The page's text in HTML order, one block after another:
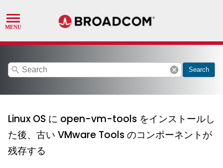
search cancel Search
Linux OS に open-vm-tools をインストールし
た後、古い VMware Tools のコンポーネントが
残存する